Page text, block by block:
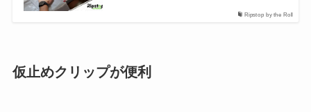
Ripstop by the Roll
仮止めクリップが便利